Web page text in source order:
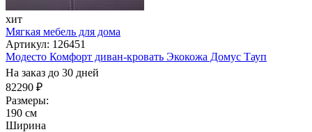
хит
Мягкая мебель для дома
Артикул: 126451
Модесто Комфорт диван-кровать Экокожа Домус Тауп
На заказ до 30 дней
82290 ₽
Размеры:
190 см
Ширина